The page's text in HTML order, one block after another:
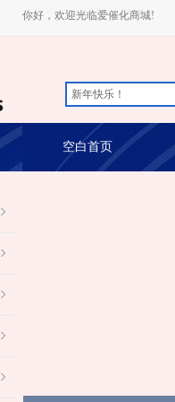
你好，欢迎光临爱催化商城!
空白首页